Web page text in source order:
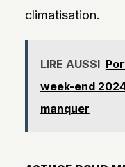
climatisation.
LIRE AUSSI
week-end
manquer